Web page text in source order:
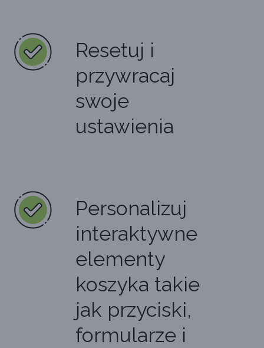
Resetuj i
przywracaj
swoje
ustawienia
Personalizuj
interaktywne
elementy
koszyka takie
jak przyciski,
formularze i